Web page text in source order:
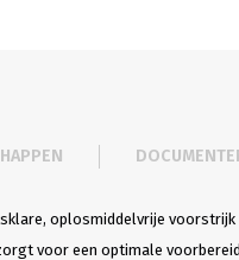
oplosmiddelvrije
voor een optimale